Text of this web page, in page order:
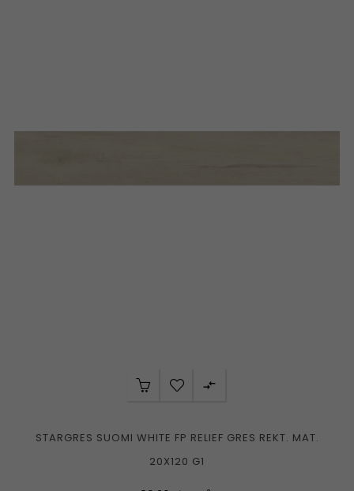

STARGRES SUOMI WHITE FP RELIEF GRES REKT. MAT.
20X120 G1